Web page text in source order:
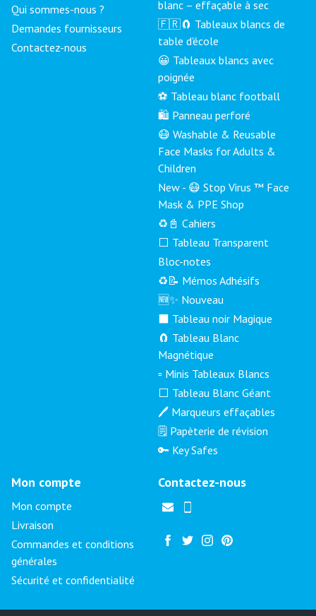
Qui sommes-nous ?
Demandes fournisseurs
Contactez-nous
blanc – effaçable à sec
🇫🇷🧲 Tableaux blancs de
table d'école
😀 Tableaux blancs avec
poignée
⚽ Tableau blanc football
🛍️ Panneau perforé
😷 Washable & Reusable
Face Masks for Adults &
Children
New - 😷 Stop Virus ™ Face
Mask & PPE Shop
♻️📓 Cahiers
⬜ Tableau Transparent
Bloc-notes
♻️📝 Mémos Adhésifs
🆕✨ Nouveau
⬛ Tableau noir Magique
🧲 Tableau Blanc
Magnétique
▫️ Minis Tableaux Blancs
⬜ Tableau Blanc Géant
🖊️ Marqueurs effaçables
🗒️ Papèterie de révision
🔑 Key Safes
Mon compte
Mon compte
Livraison
Commandes et conditions
générales
Sécurité et confidentialité
Contactez-nous